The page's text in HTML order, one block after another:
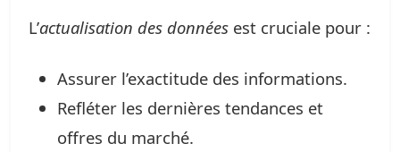
L’actualisation des données est cruciale pour :
Assurer l’exactitude des informations.
Refléter les dernières tendances et
offres du marché.